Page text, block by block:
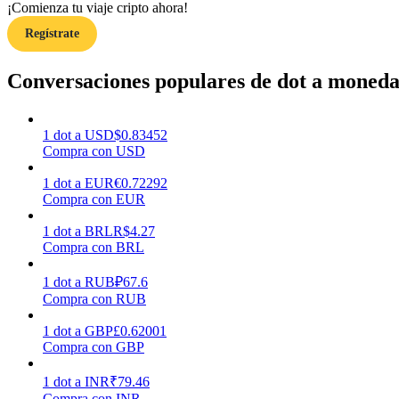
Guía
Estrategias comerciales
Aprenda cómo mantenerse rentable
¡Comienza tu viaje cripto ahora!
Regístrate
Conversaciones populares de dot a
1 dot a USD$0.83452
Compra con USD
1 dot a EUR€0.72292
Compra con EUR
1 dot a BRLR$4.27
Compra con BRL
1 dot a RUB₽67.6
Compra con RUB
1 dot a GBP£0.62001
Compra con GBP
1 dot a INR₹79.46